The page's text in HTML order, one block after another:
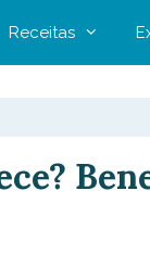
Receitas